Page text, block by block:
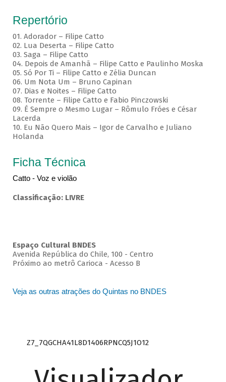
Repertório
01. Adorador – Filipe Catto
02. Lua Deserta – Filipe Catto
03. Saga – Filipe Catto
04. Depois de Amanhã – Filipe Catto e Paulinho Moska
05. Só Por Ti – Filipe Catto e Zélia Duncan
06. Um Nota Um – Bruno Capinan
07. Dias e Noites – Filipe Catto
08. Torrente – Filipe Catto e Fabio Pinczowski
09. É Sempre o Mesmo Lugar – Rômulo Fróes e César
Lacerda
10. Eu Não Quero Mais – Igor de Carvalho e Juliano
Holanda
Ficha Técnica
Catto - Voz e violão
Classificação: LIVRE
Espaço Cultural BNDES
Avenida República do Chile, 100 - Centro
Próximo ao metrô Carioca - Acesso B
Veja as outras atrações do Quintas no BNDES
Z7_7QGCHA41L8D1406RPNCQ5J1O12